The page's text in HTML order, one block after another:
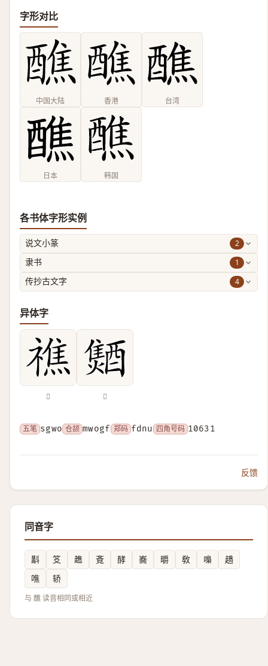
字形对比
中国大陆 香港 台湾
日本 韩国
各书体字形实例
说文小篆 2
隶书 1
传抄古文字 4
异体字
𥛲 𨣐
五笔 sgwo 仓颉 mwogf 郑码 fdnu 四角号码 10631
反馈
同音字
斠 笅 趭 斍 酵 㠐 㬭 敎 嘄
趫
噍
轿
与 醮 读音相同或相近